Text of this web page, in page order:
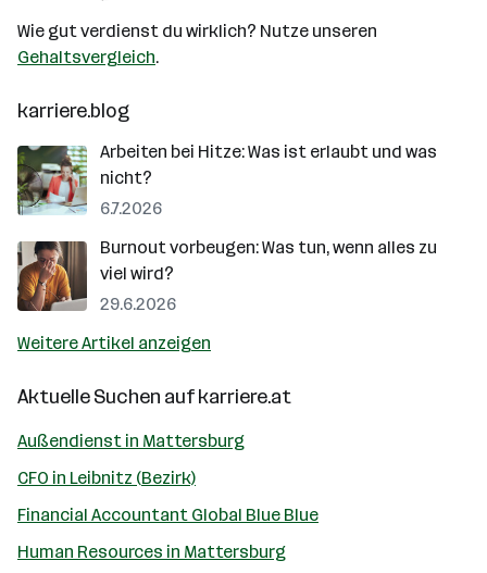
Wie gut verdienst du wirklich? Nutze unseren
Gehaltsvergleich.
karriere.blog
Arbeiten bei Hitze: Was ist erlaubt und was
nicht?
6.7.2026
Burnout vorbeugen: Was tun, wenn alles zu
viel wird?
29.6.2026
Weitere Artikel anzeigen
Aktuelle Suchen aufkarriere.at
Außendienst in Mattersburg
CFO in Leibnitz (Bezirk)
Financial Accountant Global Blue Blue
Human Resources in Mattersburg